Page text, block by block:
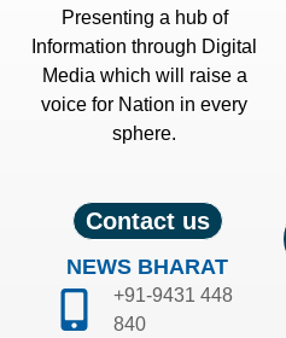
Presenting a hub of
Information through Digital
Media which will raise a
voice for Nation in every
sphere.
Contact us
NEWS BHARAT
+91-9431 448
840